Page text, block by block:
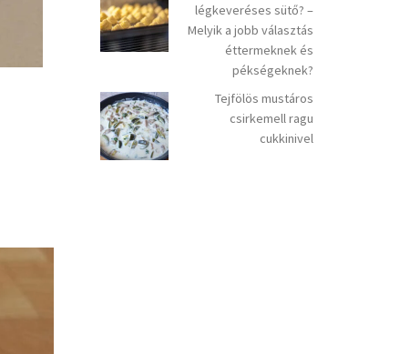
légkeveréses sütő? –
Melyik a jobb választás
éttermeknek és
pékségeknek?
Tejfölös mustáros
csirkemell ragu
cukkinivel